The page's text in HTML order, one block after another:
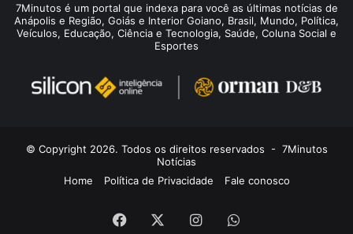
7Minutos é um portal que indexa para você as últimas notícias de
Anápolis e Região, Goiás e Interior Goiano, Brasil, Mundo, Política,
Veículos, Educação, Ciência e Tecnologia, Saúde, Coluna Social e
Esportes
© Copyright 2026. Todos os direitos reservados - 7Minutos
Notícias
Home
Política de Privacidade Fale conosco
Facebook InstagramWhatsApp